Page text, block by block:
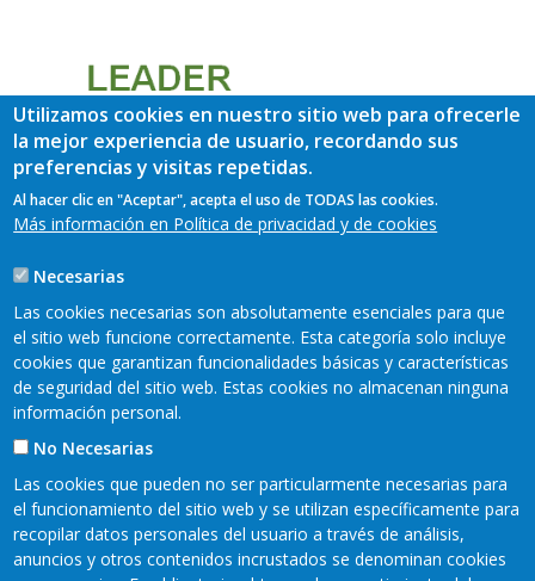
Utilizamos cookies en nuestro sitio web para ofrecerle
la mejor experiencia de usuario, recordando sus
preferencias y visitas repetidas.
Al hacer clic en "Aceptar", acepta el uso de TODAS las cookies.
Más información en Política de privacidad y de cookies
Necesarias
Las cookies necesarias son absolutamente esenciales para que
el sitio web funcione correctamente. Esta categoría solo incluye
cookies que garantizan funcionalidades básicas y características
de seguridad del sitio web. Estas cookies no almacenan ninguna
información personal.
No Necesarias
Las cookies que pueden no ser particularmente necesarias para
el funcionamiento del sitio web y se utilizan específicamente para
recopilar datos personales del usuario a través de análisis,
anuncios y otros contenidos incrustados se denominan cookies